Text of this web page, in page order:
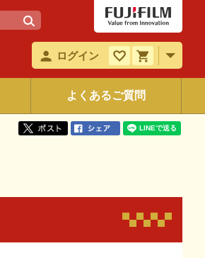
ログイン
よくあるご質問